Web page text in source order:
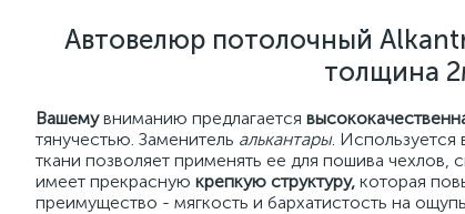
Автовелюр потолочный
толщина
Вашемувниманию предлагается
тянучестью. Заменитель алькантары. Используется
ткани позволяет применять ее для пошива
имеет прекрасную крепкую структуру, которая
преимущество - мягкость и бархатистость на